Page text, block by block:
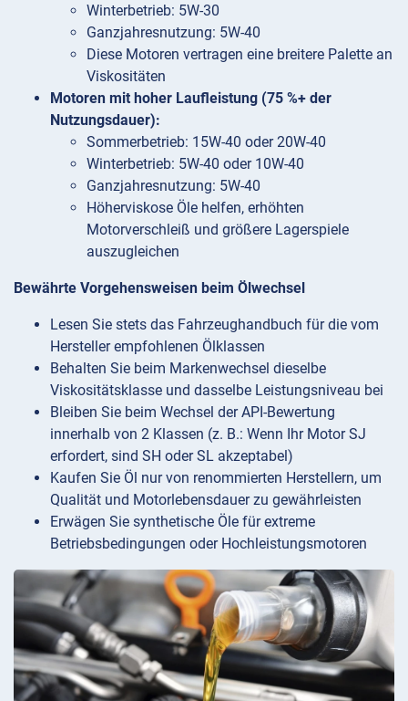
Winterbetrieb: 5W-30
Ganzjahresnutzung: 5W-40
Diese Motoren vertragen eine breitere Palette an
Viskositäten
Motoren mit hoher Laufleistung (75 %+ der
Nutzungsdauer):
Sommerbetrieb: 15W-40 oder 20W-40
Winterbetrieb: 5W-40 oder 10W-40
Ganzjahresnutzung: 5W-40
Höherviskose Öle helfen, erhöhten
Motorverschleiß und größere Lagerspiele
auszugleichen
Bewährte Vorgehensweisen beim Ölwechsel
Lesen Sie stets das Fahrzeughandbuch für die vom
Hersteller empfohlenen Ölklassen
Behalten Sie beim Markenwechsel dieselbe
Viskositätsklasse und dasselbe Leistungsniveau bei
Bleiben Sie beim Wechsel der API-Bewertung
innerhalb von 2 Klassen (z. B.: Wenn Ihr Motor SJ
erfordert, sind SH oder SL akzeptabel)
Kaufen Sie Öl nur von renommierten Herstellern, um
Qualität und Motorlebensdauer zu gewährleisten
Erwägen Sie synthetische Öle für extreme
Betriebsbedingungen oder Hochleistungsmotoren